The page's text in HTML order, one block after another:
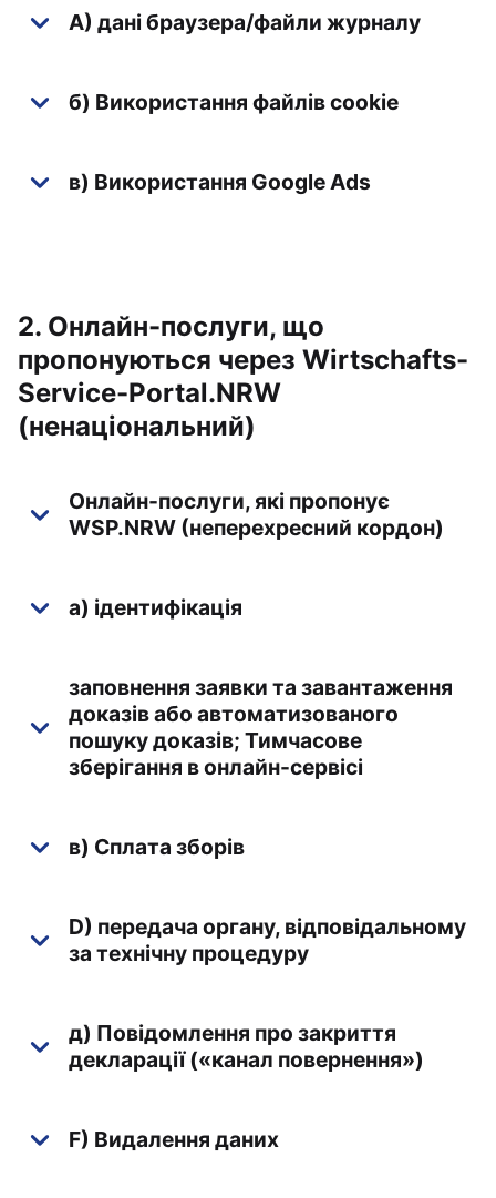
A) дані браузера/файли журналу
б) Використання файлів cookie
в) Використання Google Ads
2. Онлайн-послуги, що
пропонуються через Wirtschafts-
Service-Portal.NRW
(ненаціональний)
Онлайн-послуги, які пропонує
WSP.NRW (неперехресний кордон)
а) ідентифікація
заповнення заявки та завантаження
доказів або автоматизованого
пошуку доказів; Тимчасове
зберігання в онлайн-сервісі
в) Сплата зборів
D) передача органу, відповідальному
за технічну процедуру
д) Повідомлення про закриття
декларації («канал повернення»)
F) Видалення даних